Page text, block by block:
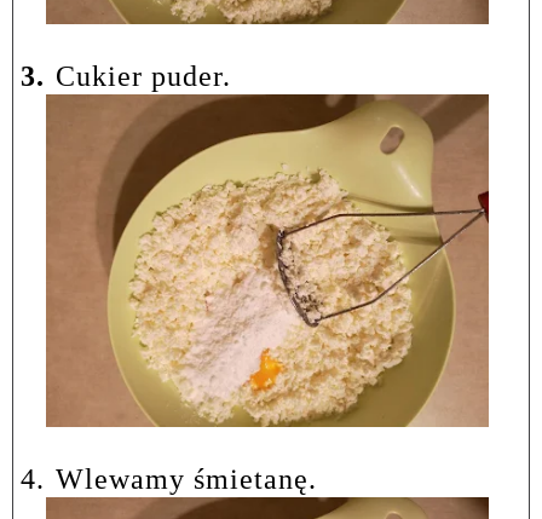
3. Cukier puder.
4. Wlewamy śmietanę.